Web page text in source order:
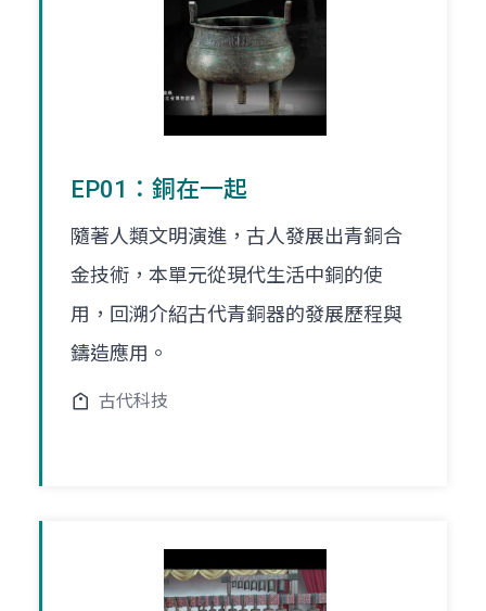
EP01：銅在一起
隨著人類文明演進，古人發展出青銅合
金技術，本單元從現代生活中銅的使
用，回溯介紹古代青銅器的發展歷程與
鑄造應用。
古代科技